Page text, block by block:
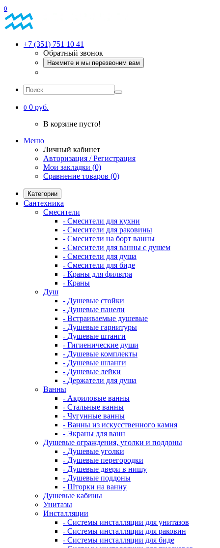
0
+7 (351) 751 10 41
Обратный звонок
Нажмите и мы перезвоним вам
0 0 руб.
В корзине пусто!
Меню
Личный кабинет
Авторизация / Регистрация
Мои закладки (0)
Сравнение товаров (0)
Категории
Сантехника
Смесители
- Смесители для кухни
- Смесители для раковины
- Смесители на борт ванны
- Смесители для ванны с душем
- Смесители для душа
- Смесители для биде
- Краны для фильтра
- Краны
Душ
- Душевые стойки
- Душевые панели
- Встраиваемые душевые
- Душевые гарнитуры
- Душевые штанги
- Гигиенические души
- Душевые комплекты
- Душевые шланги
- Душевые лейки
- Держатели для душа
Ванны
- Акриловые ванны
- Стальные ванны
- Чугунные ванны
- Ванны из искусственного камня
- Экраны для ванн
Душевые ограждения, уголки и поддоны
- Душевые уголки
- Душевые перегородки
- Душевые двери в нишу
- Душевые поддоны
- Шторки на ванну
Душевые кабины
Унитазы
Инсталляции
- Системы инсталляции для унитазов
- Системы инсталляции для раковин
- Системы инсталляции для биде